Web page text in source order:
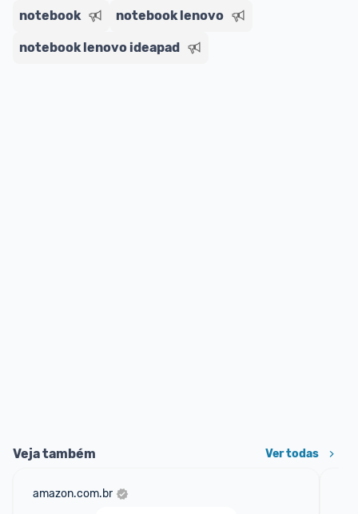
notebook
notebook lenovo
notebook lenovo ideapad
Veja também Ver todas
amazon.com.br